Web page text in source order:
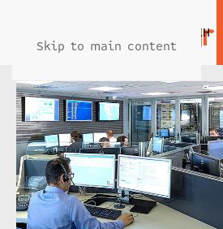
Skip to main content
ΑΡΧΙΚΗ